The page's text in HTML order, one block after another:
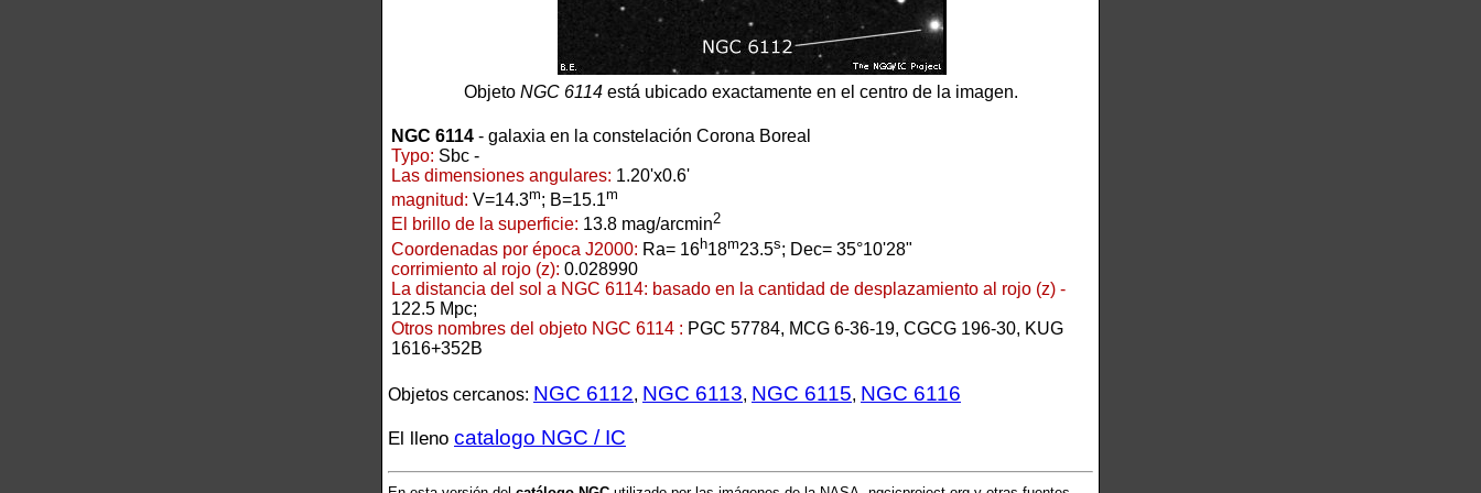
Objeto NGC 6114está ubicado exactamente en el centro de la imagen.
NGC 6114 - galaxia en la constelación Corona Boreal
Typo: Sbc -
Las dimensiones angulares: 1.20'x0.6'
magnitud: V=14.3m; B=15.1m
El brillo de la superficie: 13.8 mag/arcmin2
Coordenadas por época J2000: Ra= 16h18m23.5s; Dec= 35°10'28"
corrimiento al rojo (z): 0.028990
La distancia del sol a NGC 6114: basado en la cantidad de desplazamiento al rojo (z) -
122.5 Mpc;
Otros nombres del objeto NGC 6114 : PGC 57784, MCG 6-36-19, CGCG 196-30, KUG
1616+352B
Objetos cercanos: NGC 6112, NGC 6113, NGC 6115, NGC 6116
El lleno catalogo NGC / IC